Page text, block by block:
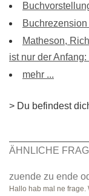
Matheson,
ist nur der
mehr ...
> Du befindest
ÄHNLICHE
zuende zu ende
Hallo hab mal ne frage.